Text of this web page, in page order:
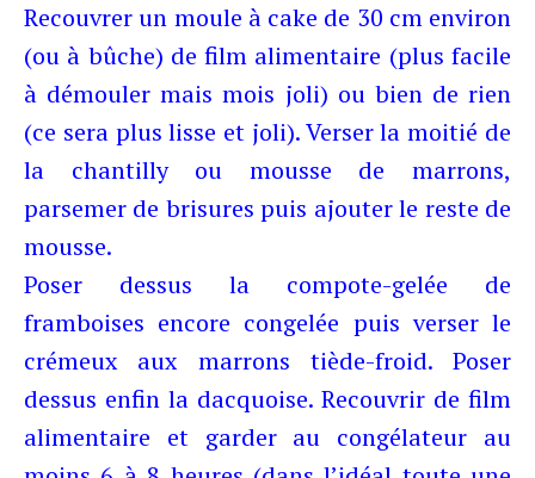
Recouvrer un moule à cake de 30 cm environ
(ou à bûche) de film alimentaire (plus facile
à démouler mais mois joli) ou bien de rien
(ce sera plus lisse et joli). Verser la moitié de
la chantilly ou mousse de marrons,
parsemer de brisures puis ajouter le reste de
mousse.
Poser dessus la compote-gelée de
framboises encore congelée puis verser le
crémeux aux marrons tiède-froid. Poser
dessus enfin la dacquoise. Recouvrir de film
alimentaire et garder au congélateur au